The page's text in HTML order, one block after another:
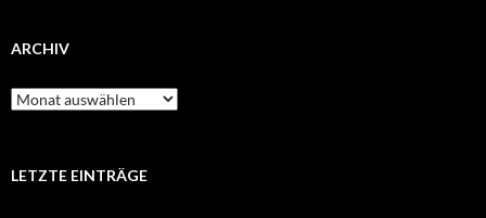
ARCHIV
Archiv
LETZTE EINTRÄGE